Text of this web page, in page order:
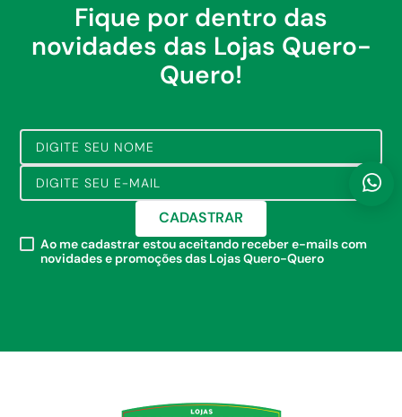
Fique por dentro das
novidades das Lojas Quero-
Quero!
CADASTRAR
Ao me cadastrar estou aceitando receber e-mails com
novidades e promoções das Lojas Quero-Quero